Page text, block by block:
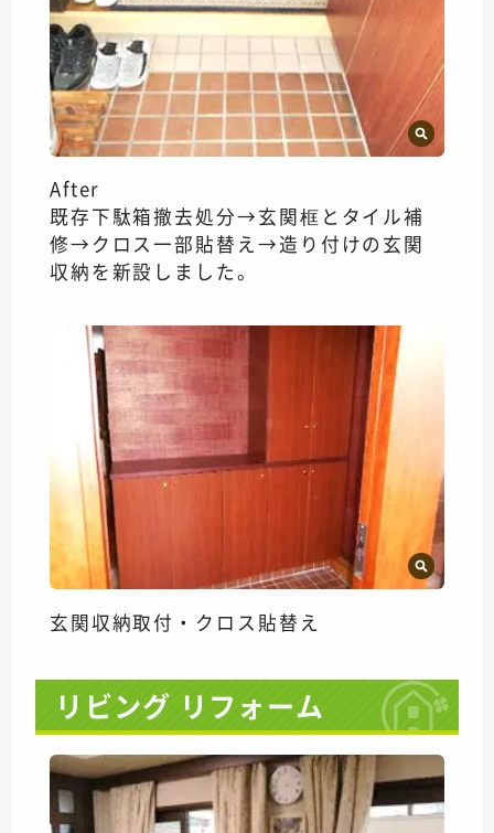
After
既存下駄箱撤去処分→玄関框とタイル補
修→クロス一部貼替え→造り付けの玄関
収納を新設しました。
玄関収納取付・クロス貼替え
リビング リフォーム